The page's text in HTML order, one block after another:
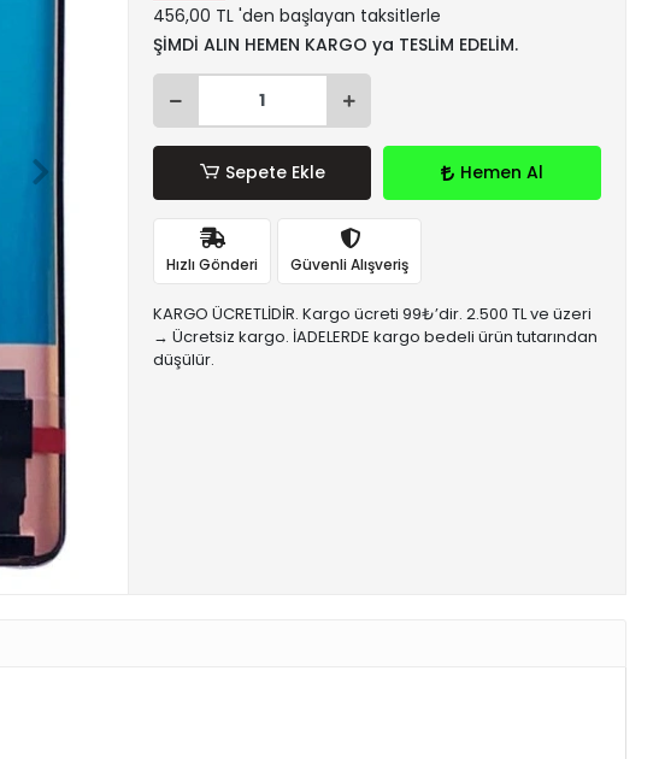
456,00 TL 'den başlayan taksitlerle
ŞİMDİ ALIN HEMEN KARGO ya TESLİM EDELİM.
Sepete Ekle Hemen Al
Hızlı Gönderi Güvenli Alışveriş
KARGO ÜCRETLİDİR. Kargo ücreti 99₺’dir. 2.500 TL ve üzeri
→ Ücretsiz kargo. İADELERDE kargo bedeli ürün tutarından
düşülür.